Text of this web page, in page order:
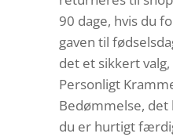
90 dage, hvis du
gaven til
det et sikkert
Personligt
Bedømmelse, det
du er hurtigt